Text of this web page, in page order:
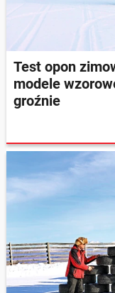
Test opon
modele
groźnie